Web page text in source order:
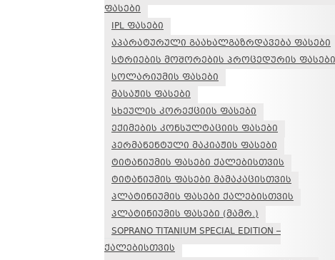
ფასები
IPL ფასები
აპარატურული გაახალგაზრდავება ფასები
სტრიების მოშორების პროცედურის ფასები
სოლარიუმის ფასები
მასაჟის ფასები
სხეულის კორექციის ფასები
ექიმების კონსულტაციის ფასები
პერმანენტული მაკიაჟის ფასები
ტიტანიუმის ფასები ქალებისთვის
ტიტანიუმის ფასები მამაკაცისთვის
პლატინიუმის ფასები ქალებისთვის
პლატინიუმის ფასები (მამრ.)
SOPRANO TITANIUM SPECIAL EDITION –
ქალებისთვის